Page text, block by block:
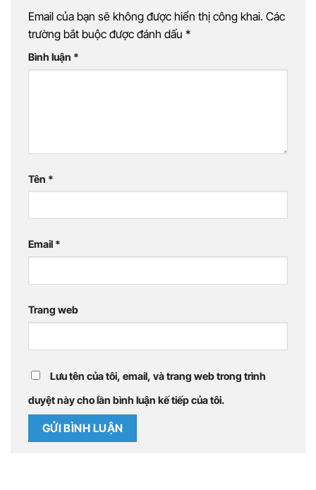
Email của bạn sẽ không được hiển thị công khai. Các
trường bắt buộc được đánh dấu *
Bình luận *
Tên *
Email *
Trang web
Lưu tên của tôi, email, và trang web trong trình
duyệt này cho lần bình luận kế tiếp của tôi.